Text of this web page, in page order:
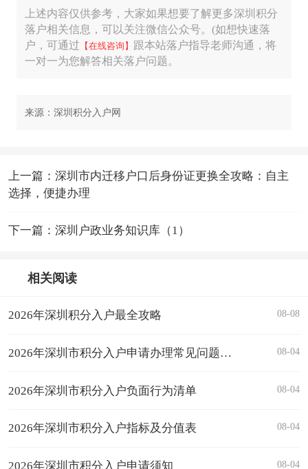
上述内容仅供参考，大家如果想要了解更多深圳积分
落户相关信息，可以关注微信公众号。(如想快速落
户，可通过 【在线咨询】 跟本站落户指导老师沟通，将
一对一为您解答相关落户问题。
来源：深圳积分入户网
上一篇：深圳市内迁移户口后身份证更换全攻略：自主
选择，便捷办理
下一篇：深圳户政业务知识库（1）
相关阅读
2026年深圳积分入户最全攻略 08-08
2026年深圳市积分入户申请办理常见问题解答汇总 08-04
2026年深圳市积分入户负面行为清单 08-04
2026年深圳市积分入户指标及分值表 08-04
2026年深圳市积分入户申请须知 08-04